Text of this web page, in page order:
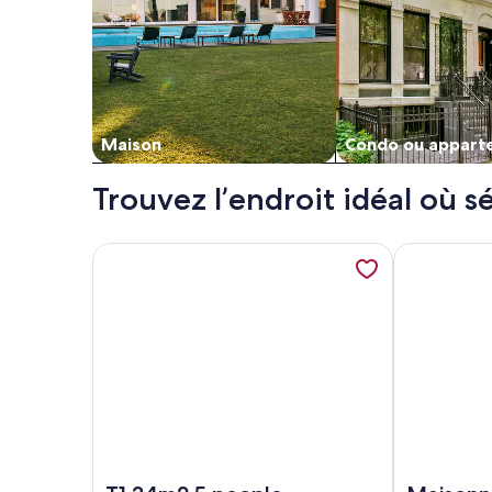
Maison Condo ou
Trouvez l’endroit idéal où
Plus de renseignements sur l’hébergement T1
Plus de